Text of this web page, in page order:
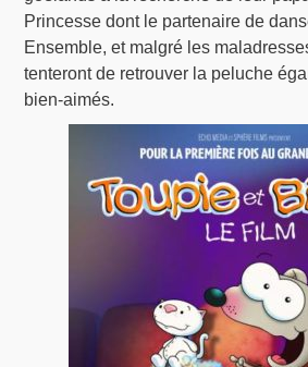
Princesse dont le partenaire de
Ensemble, et malgré les
tenteront de retrouver la peluche
bien-aimés.